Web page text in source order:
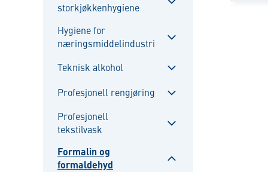
storkjøkkenhygiene
Hygiene for
næringsmiddelindustri
alavalikko
Teknisk alkohol
alavalikko
Profesjonell rengjøring
alavalikko
Profesjonell
tekstilvask
Formalin og
formaldehyd